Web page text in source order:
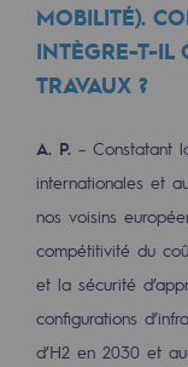
Nos
Nos
Transport
Savoir-
MOBILITÉ).
INTÈGRE-T-IL
TRAVAUX ?
A. P. – Constatant
internationales et
nos voisins
compétitivité du
et la sécurité
configurations
d’H2 en 2030 et